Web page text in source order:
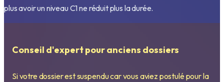
plus avoir un niveau C1 ne réduit plus la durée.
Conseil d'expert pour anciens dossiers
Si votre dossier est suspendu car vous aviez postulé pour la